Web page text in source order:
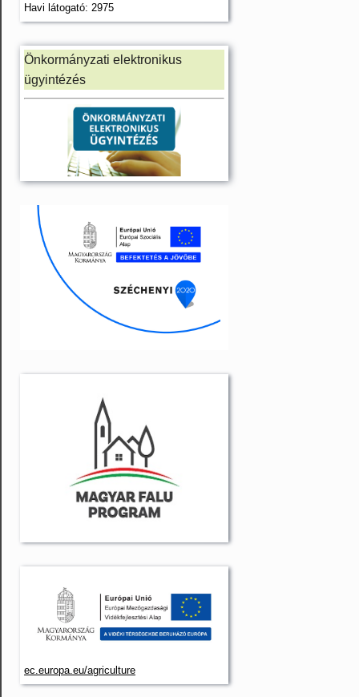
Havi látogató: 2975
Önkormányzati elektronikus
ügyintézés
ec.europa.eu/agriculture